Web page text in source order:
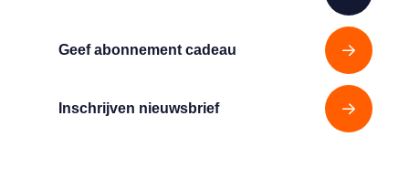
Geef abonnement cadeau
Inschrijven nieuwsbrief